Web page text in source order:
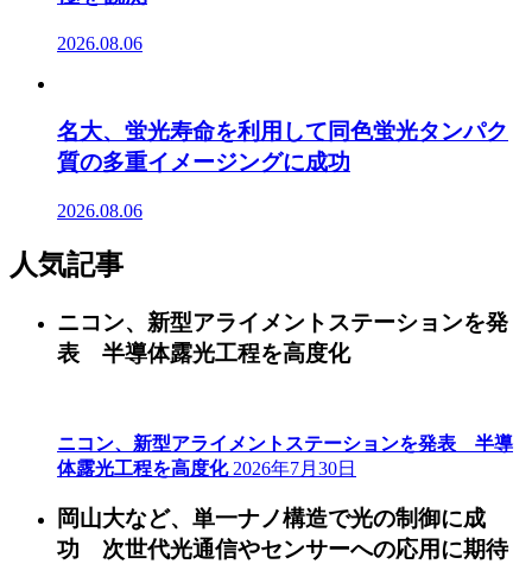
2026.08.06
名大、蛍光寿命を利用して同色蛍光タンパク
質の多重イメージングに成功
2026.08.06
人気記事
ニコン、新型アライメントステーションを発
表 半導体露光工程を高度化
ニコン、新型アライメントステーションを発表 半導
体露光工程を高度化 2026年7月30日
岡山大など、単一ナノ構造で光の制御に成
功 次世代光通信やセンサーへの応用に期待